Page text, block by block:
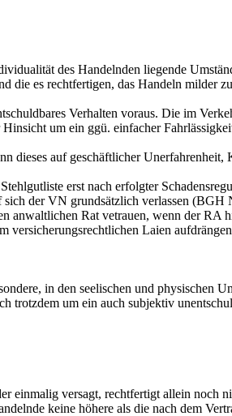
des Handelnden liegende
die es rechtfertigen, das Handeln milder
Verhalten voraus. Die im
um ein ggü. einfacher
dieses auf geschäftlicher
erst nach erfolgter
der VN grundsätzlich verlassen
anwaltlichen Rat vetrauen, wenn der
versicherungsrechtlichen Laien
in den seelischen und physischen
trotzdem um ein auch subjektiv
einmalig versagt, rechtfertigt allein noch
keine höhere als die nach dem